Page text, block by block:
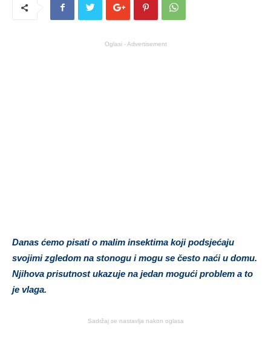
Oglasi - Advertisement
Danas ćemo pisati o malim insektima koji podsjećaju
svojimi zgledom na stonogu i mogu se često naći u domu.
Njihova prisutnost ukazuje na jedan mogući problem a to
je vlaga.
Sadržaj se nastavlja nakon oglasa